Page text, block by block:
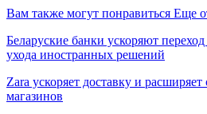
Вам также могут понравиться Еще
Беларуские банки ускоряют
ухода иностранных решений
Zara ускоряет доставку и
магазинов